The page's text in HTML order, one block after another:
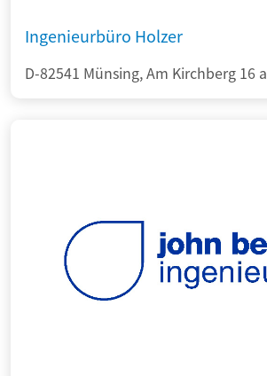
Ingenieurbüro Holzer
D-82541 Münsing, Am Kirchberg 16 a